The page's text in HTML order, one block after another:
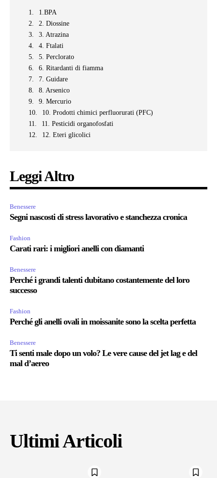
1.BPA
2. Diossine
3. Atrazina
4. Ftalati
5. Perclorato
6. Ritardanti di fiamma
7. Guidare
8. Arsenico
9. Mercurio
10. Prodotti chimici perfluorurati (PFC)
11. Pesticidi organofosfati
12. Eteri glicolici
Leggi Altro
Benessere
Segni nascosti di stress lavorativo e stanchezza cronica
Fashion
Carati rari: i migliori anelli con diamanti
Benessere
Perché i grandi talenti dubitano costantemente del loro
successo
Fashion
Perché gli anelli ovali in moissanite sono la scelta perfetta
Benessere
Ti senti male dopo un volo? Le vere cause del jet lag e del
mal d’aereo
Ultimi Articoli